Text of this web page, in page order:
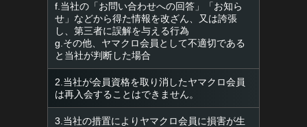
f.当社の「お問い合わせへの回答」「お知ら
せ」などから得た情報を改ざん、又は誇張
し、第三者に誤解を与える行為
g.その他、ヤマクロ会員として不適切である
と当社が判断した場合
2.当社が会員資格を取り消したヤマクロ会員
は再入会することはできません。
3.当社の措置によりヤマクロ会員に損害が生